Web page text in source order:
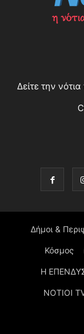
Δείτε την
Δήμοι &
Κόσμος
Η
NOTIOI